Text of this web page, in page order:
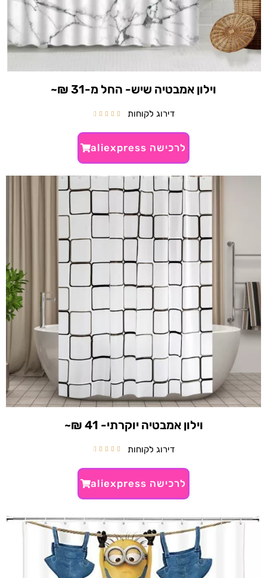
וילון אמבטיה שיש- החל מ-31 ₪~
דירוג לקוחות 




לרכישה aliexpress
וילון אמבטיה יוקרתי- 41 ₪~
דירוג לקוחות 




לרכישה aliexpress